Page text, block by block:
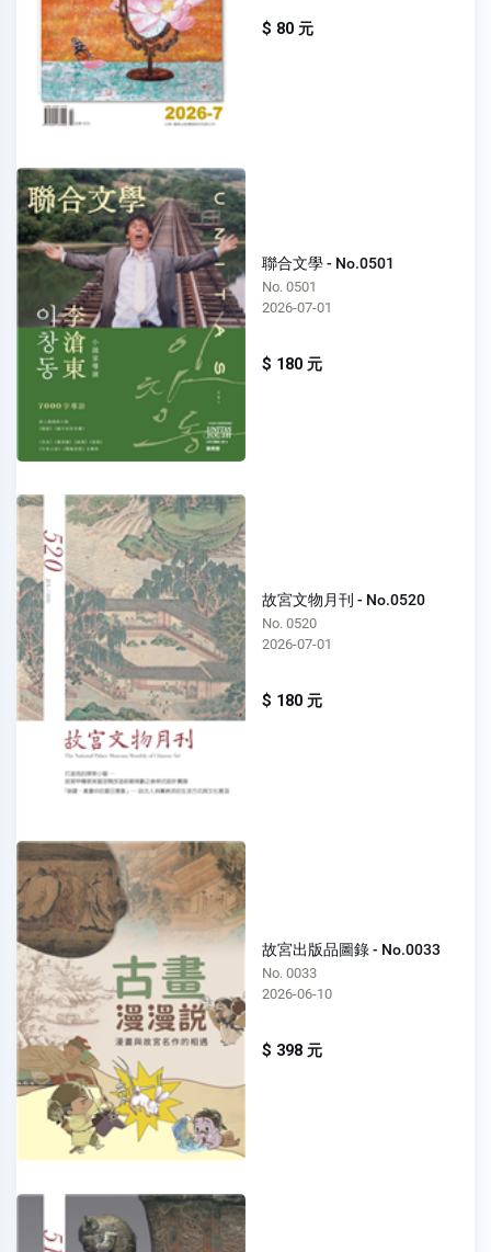
$ 80 元
聯合文學 - No.0501
No. 0501
2026-07-01
$ 180 元
故宮文物月刊 - No.0520
No. 0520
2026-07-01
$ 180 元
故宮出版品圖錄 - No.0033
No. 0033
2026-06-10
$ 398 元